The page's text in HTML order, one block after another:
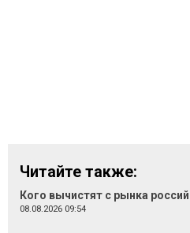
Читайте также:
Кого вычистят с рынка
08.08.2026 09:54